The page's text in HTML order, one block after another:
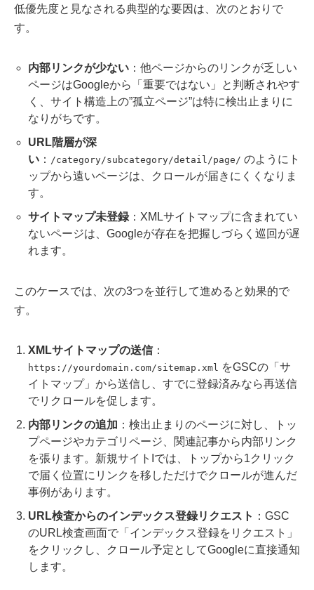
低優先度と見なされる典型的な要因は、次のとおりで
す。
内部リンクが少ない ：他ページからのリンクが乏しい
ページはGoogleから「重要ではない」と判断されやす
く、サイト構造上の”孤立ページ”は特に検出止まりに
なりがちです。
URL階層が深
い ： /category/subcategory/detail/page/ のようにト
ップから遠いページは、クロールが届きにくくなりま
す。
サイトマップ未登録 ：XMLサイトマップに含まれてい
ないページは、Googleが存在を把握しづらく巡回が遅
れます。
このケースでは、次の3つを並行して進めると効果的で
す。
XMLサイトマップの送信：
https://yourdomain.com/sitemap.xml をGSCの「サ
イトマップ」から送信し、すでに登録済みなら再送信
でリクロールを促します。
内部リンクの追加 ：検出止まりのページに対し、トッ
プページやカテゴリページ、関連記事から内部リンク
を張ります。新規サイトIでは、トップから1クリック
で届く位置にリンクを移しただけでクロールが進んだ
事例があります。
URL検査からのインデックス登録リクエスト ：GSC
のURL検査画面で「インデックス登録をリクエスト」
をクリックし、クロール予定としてGoogleに直接通知
します。